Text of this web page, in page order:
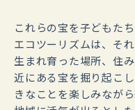
これらの宝を子どもた
エコツーリズムは、そ
生まれ育った場所、住
近にある宝を掘り起こ
きなことを楽しみなが